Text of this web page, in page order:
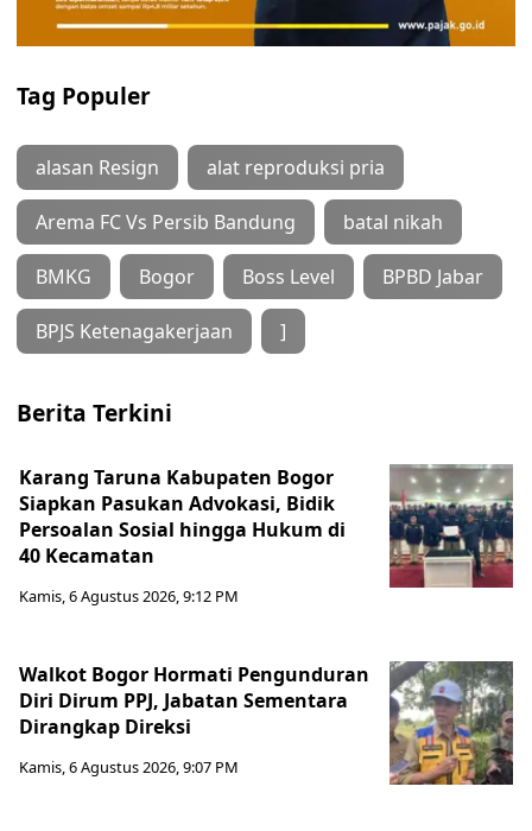
Tag Populer
alasan Resign alat reproduksi pria
Arema FC Vs Persib Bandung batal nikah
BMKG Bogor Boss Level BPBD Jabar
BPJS Ketenagakerjaan ]
Berita Terkini
Karang Taruna Kabupaten Bogor
Siapkan Pasukan Advokasi, Bidik
Persoalan Sosial hingga Hukum di
40 Kecamatan
Kamis, 6 Agustus 2026, 9:12 PM
Walkot Bogor Hormati Pengunduran
Diri Dirum PPJ, Jabatan Sementara
Dirangkap Direksi
Kamis, 6 Agustus 2026, 9:07 PM